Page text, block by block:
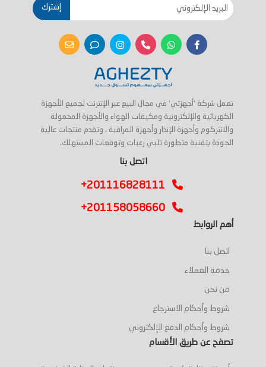
إشترك
تعمل شركة 'أجهزتي' في مجال البيع عبر الإنترنت لجميع الأجهزة
الكهربائية والإلكترونية ومكيفات الهواء والأجهزة المحمولة
والانتركوم وأجهزة الإنذار وأجهزة المراقبة ، وتقدم منتجات عالية
الجودة بتقنية متطورة تلبي رغبات وتوقعات المستهلك.
اتصل بنا
+201116828111
+201158058660
أهم الروابط
اتصل بنا
خدمة العملاء
من نحن
شروط وأحكام الاسترجاع
شروط وأحكام الدفع الإلكتروني
تصفح عن طريق الأقسام